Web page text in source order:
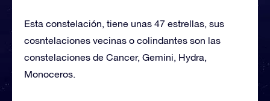
Esta constelación, tiene unas 47 estrellas, sus
cosntelaciones vecinas o colindantes son las
constelaciones de Cancer, Gemini, Hydra,
Monoceros.